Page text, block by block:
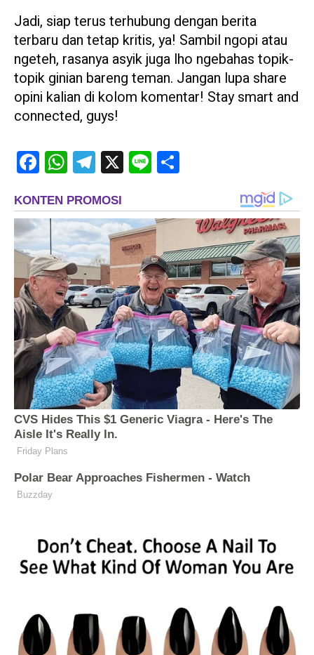
Jadi, siap terus terhubung dengan berita
terbaru dan tetap kritis, ya! Sambil ngopi atau
ngeteh, rasanya asyik juga lho ngebahas topik-
topik ginian bareng teman. Jangan lupa share
opini kalian di kolom komentar! Stay smart and
connected, guys!
FacebookWhatsAppTelegram
X Line